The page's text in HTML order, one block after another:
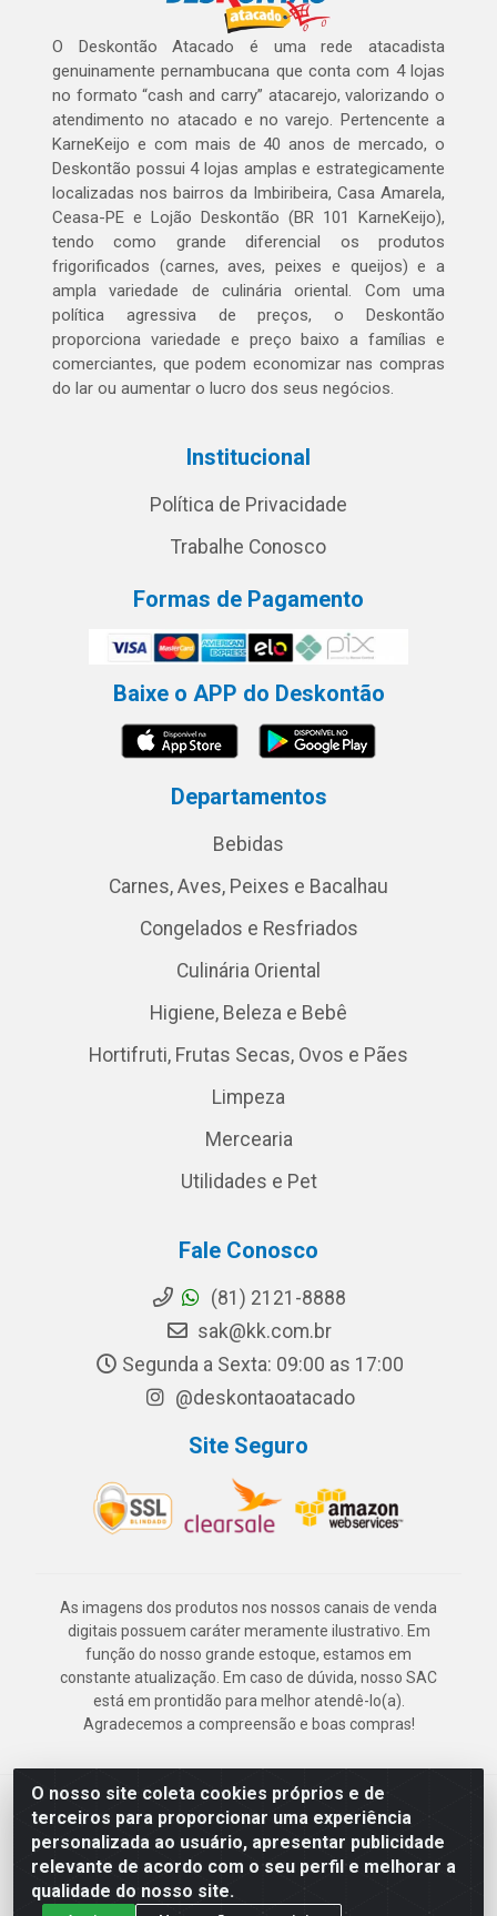
O nosso site coleta cookies próprios e de
terceiros para proporcionar uma experiência
personalizada ao usuário, apresentar publicidade
relevante de acordo com o seu perfil e melhorar a
qualidade do nosso site.
O Deskontão Atacado é uma rede atacadista
genuinamente pernambucana que conta com 4 lojas
no formato “cash and carry” atacarejo, valorizando o
atendimento no atacado e no varejo. Pertencente a
KarneKeijo e com mais de 40 anos de mercado, o
Deskontão possui 4 lojas amplas e estrategicamente
localizadas nos bairros da Imbiribeira, Casa Amarela,
Ceasa-PE e Lojão Deskontão (BR 101 KarneKeijo),
tendo como grande diferencial os produtos
frigorificados (carnes, aves, peixes e queijos) e a
ampla variedade de culinária oriental. Com uma
política agressiva de preços, o Deskontão
proporciona variedade e preço baixo a famílias e
comerciantes, que podem economizar nas compras
do lar ou aumentar o lucro dos seus negócios.
Institucional
Política de Privacidade
Trabalhe Conosco
Formas de Pagamento
Baixe o APP do Deskontão
Departamentos
Bebidas
Carnes, Aves, Peixes e Bacalhau
Congelados e Resfriados
Culinária Oriental
Higiene, Beleza e Bebê
Hortifruti, Frutas Secas, Ovos e Pães
Limpeza
Mercearia
Utilidades e Pet
Fale Conosco
(81) 2121-8888
sak@kk.com.br
Segunda a Sexta: 09:00 as 17:00
@deskontaoatacado
Site Seguro
As imagens dos produtos nos nossos canais de venda
digitais possuem caráter meramente ilustrativo. Em
função do nosso grande estoque, estamos em
constante atualização. Em caso de dúvida, nosso SAC
está em prontidão para melhor atendê-lo(a).
Agradecemos a compreensão e boas compras!
Deskontão Atacado - Av. Marechal Mascarenhas de Morais, 2471 -
Imbiribeira - Recife/PE - CEP 51.150-001 - CNPJ 24.150.377/0003-
57